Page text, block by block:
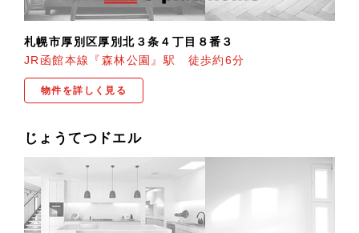
札幌市厚別区厚別北３条４丁目８番３
JR函館本線『森林公園』駅 徒歩約6分
物件を詳しく見る
じょうてつドエル